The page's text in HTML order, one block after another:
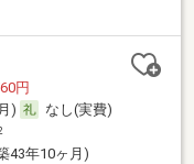
円
)
なし(実費)
43年10ヶ月)